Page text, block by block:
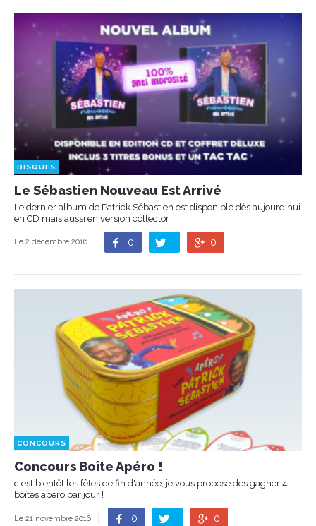
DISQUES
Le Sébastien Nouveau Est Arrivé
Le dernier album de Patrick Sébastien est disponible dès aujourd'hui
en CD mais aussi en version collector
Le 2 décembre 2016 0 0
CONCOURS
Concours Boîte Apéro !
c'est bientôt les fêtes de fin d'année, je vous propose des gagner 4
boîtes apéro par jour !
Le 21 novembre 2016 0 0